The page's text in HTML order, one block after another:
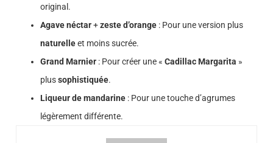
original.
Agave néctar+zeste d’orange : Pour une version plus
naturelleet moins sucrée.
Grand Marnier : Pour créer une « Cadillac Margarita »
plussophistiquée.
Liqueur de mandarine : Pour une touche d’agrumes
légèrement différente.